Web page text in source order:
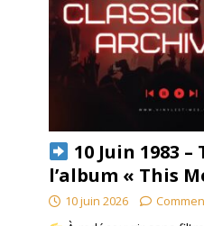
10 Juin 1983
l’album « This
10 juin 2026